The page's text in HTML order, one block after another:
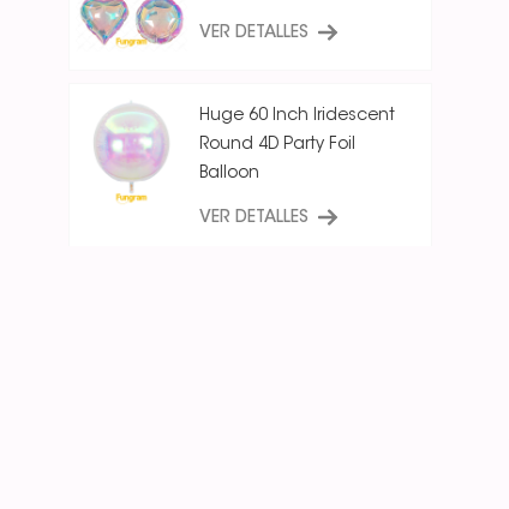
VER DETALLES
Huge 60 Inch Iridescent
Round 4D Party Foil
Balloon
VER DETALLES